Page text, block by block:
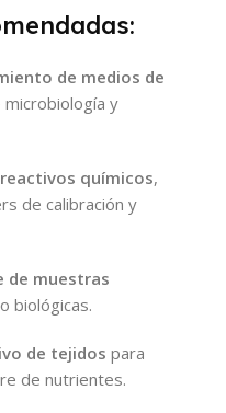
de medios de
y
químicos,
de calibración y
de muestras
biológicas.
de tejidos para
de nutrientes.